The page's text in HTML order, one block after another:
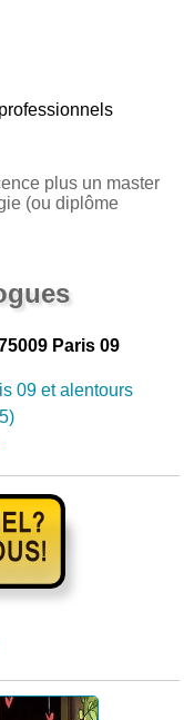
plus un master
(ou diplôme
Paris 09
09 et alentours